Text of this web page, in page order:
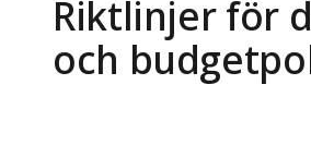
Riktlinjer för
och